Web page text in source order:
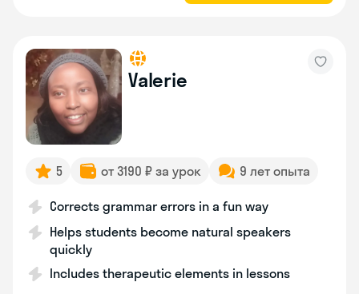
Valerie
5 от 3190 ₽ за урок 9 лет опыта
Corrects grammar errors in a fun way
Helps students become natural speakers
quickly
Includes therapeutic elements in lessons